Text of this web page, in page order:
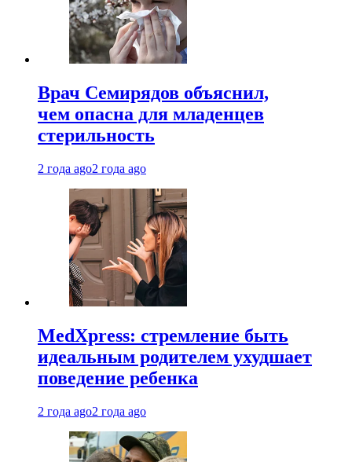
Врач Семирядов объяснил,
чем опасна для младенцев
стерильность
2 года ago2 года ago
MedXpress: стремление быть
идеальным родителем ухудшает
поведение ребенка
2 года ago2 года ago